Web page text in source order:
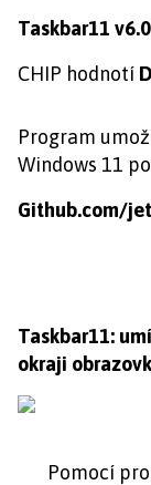
Taskbar11
CHIP hodnotí
Program
Windows 11
Github.com/
Taskbar11:
okraji
Pomocí